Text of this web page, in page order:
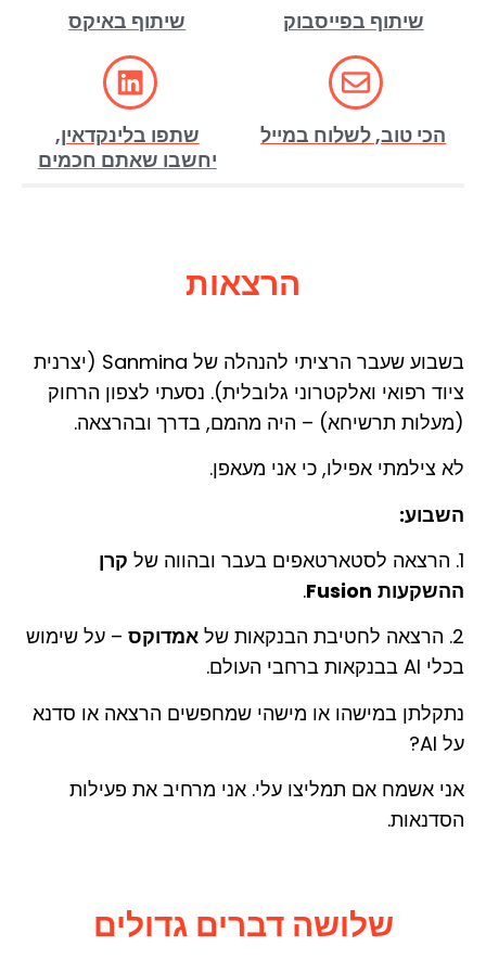
שיתוף בפייסבוק שיתוף באיקס
הכי טוב, לשלוח במייל
שתפו בלינקדאין,
יחשבו שאתם חכמים
הרצאות
בשבוע שעבר הרציתי להנהלה של Sanmina (יצרנית
ציוד רפואי ואלקטרוני גלובלית). נסעתי לצפון הרחוק
(מעלות תרשיחא) – היה מהמם, בדרך ובהרצאה.
לא צילמתי אפילו, כי אני מעאפן.
השבוע:
1. הרצאה לסטארטאפים בעבר ובהווה של
קרן
ההשקעות Fusion
.
2. הרצאה לחטיבת הבנקאות של
אמדוקס – על שימוש
בכלי AI בבנקאות ברחבי העולם.
נתקלתן במישהו או מישהי שמחפשים הרצאה או סדנא
על AI?
אני אשמח אם תמליצו עלי. אני מרחיב את פעילות
הסדנאות.
שלושה דברים גדולים